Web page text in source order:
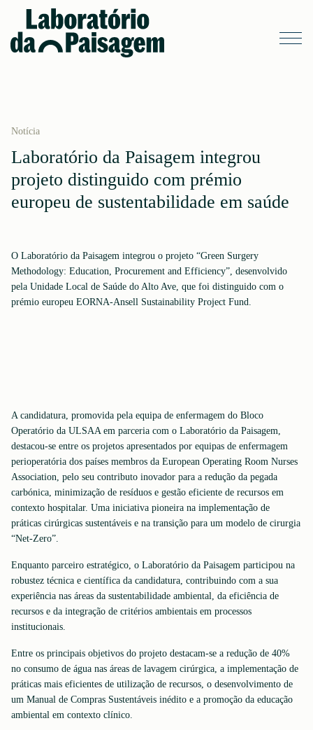
Notícia
Laboratório da Paisagem integrou
projeto distinguido com prémio
europeu de sustentabilidade em saúde
O Laboratório da Paisagem integrou o projeto “Green Surgery
Methodology: Education, Procurement and Efficiency”, desenvolvido
pela Unidade Local de Saúde do Alto Ave, que foi distinguido com o
prémio europeu EORNA-Ansell Sustainability Project Fund.
A candidatura, promovida pela equipa de enfermagem do Bloco
Operatório da ULSAA em parceria com o Laboratório da Paisagem,
destacou-se entre os projetos apresentados por equipas de enfermagem
perioperatória dos países membros da European Operating Room Nurses
Association, pelo seu contributo inovador para a redução da pegada
carbónica, minimização de resíduos e gestão eficiente de recursos em
contexto hospitalar. Uma iniciativa pioneira na implementação de
práticas cirúrgicas sustentáveis e na transição para um modelo de cirurgia
“Net-Zero”.
Enquanto parceiro estratégico, o Laboratório da Paisagem participou na
robustez técnica e científica da candidatura, contribuindo com a sua
experiência nas áreas da sustentabilidade ambiental, da eficiência de
recursos e da integração de critérios ambientais em processos
institucionais.
Entre os principais objetivos do projeto destacam-se a redução de 40%
no consumo de água nas áreas de lavagem cirúrgica, a implementação de
práticas mais eficientes de utilização de recursos, o desenvolvimento de
um Manual de Compras Sustentáveis inédito e a promoção da educação
ambiental em contexto clínico.